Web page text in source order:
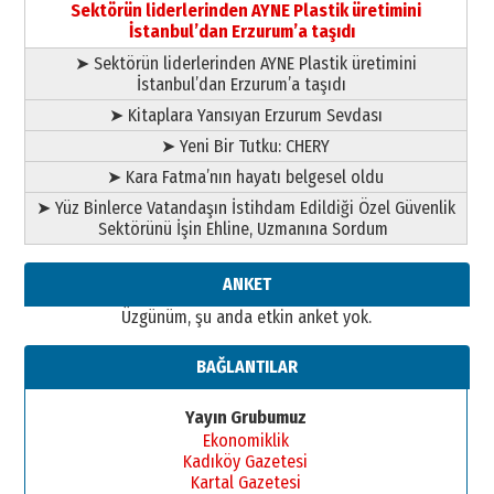
02 Ağustos 2026 Pazar
Sektörün liderlerinden AYNE Plastik üretimini
İstanbul’dan Erzurum’a taşıdı
➤ Sektörün liderlerinden AYNE Plastik üretimini
İstanbul’dan Erzurum’a taşıdı
➤ Kitaplara Yansıyan Erzurum Sevdası
➤ Yeni Bir Tutku: CHERY
➤ Kara Fatma’nın hayatı belgesel oldu
➤ Yüz Binlerce Vatandaşın İstihdam Edildiği Özel Güvenlik
Sektörünü İşin Ehline, Uzmanına Sordum
ANKET
Üzgünüm, şu anda etkin anket yok.
BAĞLANTILAR
Yayın Grubumuz
Ekonomiklik
Kadıköy Gazetesi
Kartal Gazetesi